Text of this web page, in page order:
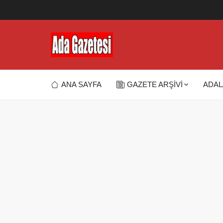
ANA SAYFA GAZETE ARŞİVİ